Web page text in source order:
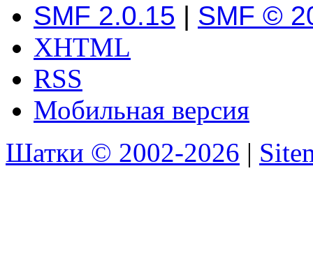
SMF 2.0.15 | SMF ©
XHTML
RSS
Мобильная версия
Шатки © 2002-2026 |